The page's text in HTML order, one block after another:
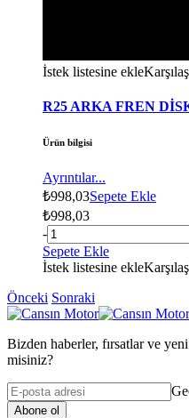
İstek listesine ekle
R25 ARKA FREN
Ürün bilgisi
Ayrıntılar...
₺998,03Sepete Ekle
₺998,03
-
Sepete Ekle
İstek listesine ekle
Önceki Sonraki
Bizden haberler, fırsatlar ve
misiniz?
Abone ol